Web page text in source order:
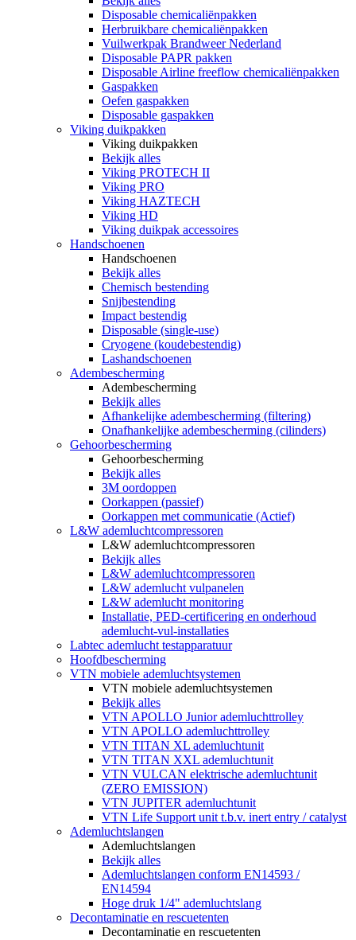
Disposable chemicaliënpakken
Herbruikbare chemicaliënpakken
Vuilwerkpak Brandweer Nederland
Disposable PAPR pakken
Disposable Airline freeflow chemicaliënpakken
Gaspakken
Oefen gaspakken
Disposable gaspakken
Viking duikpakken
Viking duikpakken
Bekijk alles
Viking PROTECH II
Viking PRO
Viking HAZTECH
Viking HD
Viking duikpak accessoires
Handschoenen
Handschoenen
Bekijk alles
Chemisch bestending
Snijbestending
Impact bestendig
Disposable (single-use)
Cryogene (koudebestendig)
Lashandschoenen
Adembescherming
Adembescherming
Bekijk alles
Afhankelijke adembescherming (filtering)
Onafhankelijke adembescherming (cilinders)
Gehoorbescherming
Gehoorbescherming
Bekijk alles
3M oordoppen
Oorkappen (passief)
Oorkappen met communicatie (Actief)
L&W ademluchtcompressoren
L&W ademluchtcompressoren
Bekijk alles
L&W ademluchtcompressoren
L&W ademlucht vulpanelen
L&W ademlucht monitoring
Installatie, PED-certificering en onderhoud
ademlucht-vul-installaties
Labtec ademlucht testapparatuur
Hoofdbescherming
VTN mobiele ademluchtsystemen
VTN mobiele ademluchtsystemen
Bekijk alles
VTN APOLLO Junior ademluchttrolley
VTN APOLLO ademluchttrolley
VTN TITAN XL ademluchtunit
VTN TITAN XXL ademluchtunit
VTN VULCAN elektrische ademluchtunit
(ZERO EMISSION)
VTN JUPITER ademluchtunit
VTN Life Support unit t.b.v. inert entry / catalyst
Ademluchtslangen
Ademluchtslangen
Bekijk alles
Ademluchtslangen conform EN14593 /
EN14594
Hoge druk 1/4" ademluchtslang
Decontaminatie en rescuetenten
Decontaminatie en rescuetenten